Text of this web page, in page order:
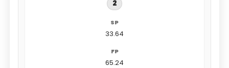
2
33.64
65.24